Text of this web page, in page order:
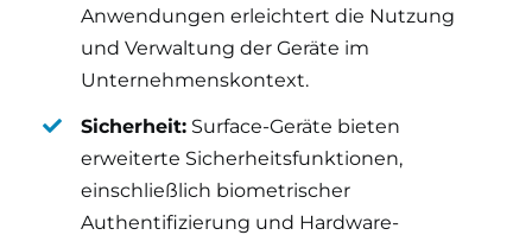
Anwendungen erleichtert die Nutzung
und Verwaltung der Geräte im
Unternehmenskontext.
Sicherheit: Surface-Geräte bieten
erweiterte Sicherheitsfunktionen,
einschließlich biometrischer
Authentifizierung und Hardware-